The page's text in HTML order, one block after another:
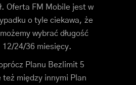
Oferta FM Mobile jest w
o tyle ciekawa, że
wybrać długość
12/24/36 miesięcy.
Planu Bezlimit 5
też między innymi Plan